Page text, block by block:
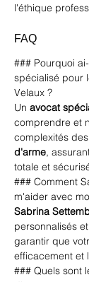
l'éthique
FAQ
### Pourquoi
spécialisé pour
Velaux ?
Un avocat
comprendre et
complexités
d'arme,
totale et
### Comment
m'aider avec
Sabrina
personnalisés
garantir que
efficacement et
### Quels sont